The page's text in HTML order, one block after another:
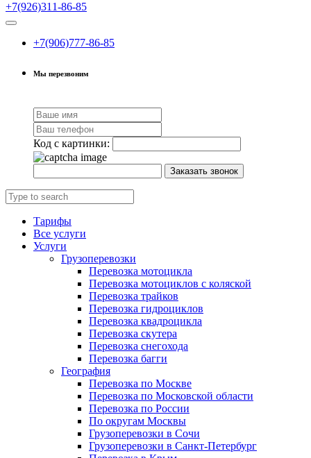
+7(926)311-86-85
+7(906)777-86-85
Мы перезвоним
Код с картинки:
Заказать звонок
Тарифы
Все услуги
Услуги
Грузоперевозки
Перевозка мотоцикла
Перевозка мотоциклов с коляской
Перевозка трайков
Перевозка гидроциклов
Перевозка квадроцикла
Перевозка скутера
Перевозка снегохода
Перевозка багги
География
Перевозка по Москве
Перевозка по Московской области
Перевозка по России
По округам Москвы
Грузоперевозки в Сочи
Грузоперевозки в Санкт-Петербург